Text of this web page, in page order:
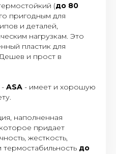
(до 80
пригодным для
и деталей,
нагрузкам. Это
пластик для
и прост в
- ASA - имеет и хорошую
наполненная
придает
жесткость,
до